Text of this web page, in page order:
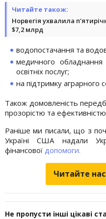
Читайте також:
Норвегія ухвалила
$7,2 млрд
водопостачання та
медичного
освітніх послуг;
на підтримку аграрного
Також домовленість
прозорістю та
Раніше ми писали, що з
Україні США надали
фінансової допомоги.
Читайте
Не пропусти інші цікаві